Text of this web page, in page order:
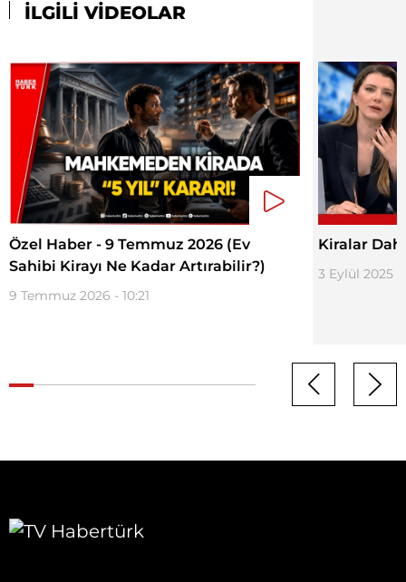
İLGİLİ VİDEOLAR
Özel Haber - 9 Temmuz 2026 (Ev
Sahibi Kirayı Ne Kadar Artırabilir?)
9 Temmuz 2026 - 10:21
Kiralar
3 Eylül 2025 -